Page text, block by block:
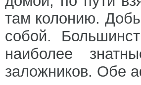
там колонию.
собой.
наиболее
заложников. Обе